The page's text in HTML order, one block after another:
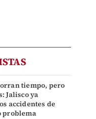
tiempo, pero
Jalisco ya
accidentes de
problema